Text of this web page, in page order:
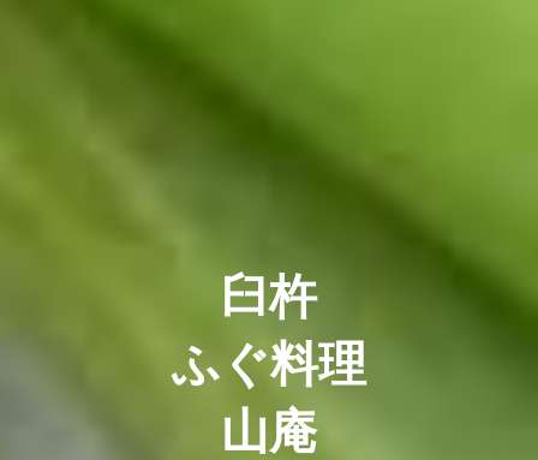
臼杵
ふぐ料理
山庵